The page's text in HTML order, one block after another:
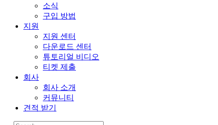
소식
구입 방법
지원
지원 센터
다운로드 센터
튜토리얼 비디오
티켓 제출
회사
회사 소개
커뮤니티
견적 받기